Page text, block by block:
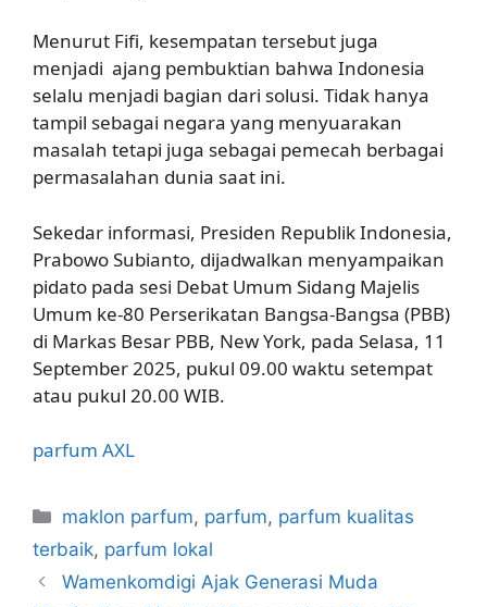
Menurut Fifi, kesempatan tersebut juga
menjadi ajang pembuktian bahwa Indonesia
selalu menjadi bagian dari solusi. Tidak hanya
tampil sebagai negara yang menyuarakan
masalah tetapi juga sebagai pemecah berbagai
permasalahan dunia saat ini.
Sekedar informasi, Presiden Republik Indonesia,
Prabowo Subianto, dijadwalkan menyampaikan
pidato pada sesi Debat Umum Sidang Majelis
Umum ke-80 Perserikatan Bangsa-Bangsa (PBB)
di Markas Besar PBB, New York, pada Selasa, 11
September 2025, pukul 09.00 waktu setempat
atau pukul 20.00 WIB.
parfum AXL
Kategori
maklon parfum, parfum, parfum kualitas
terbaik, parfum lokal
Wamenkomdigi Ajak Generasi Muda